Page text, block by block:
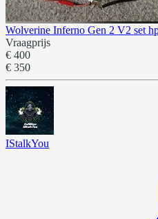
Wolverine Inferno Gen 2 V2 set
Vraagprijs
€ 400
€ 350
IStalkYou